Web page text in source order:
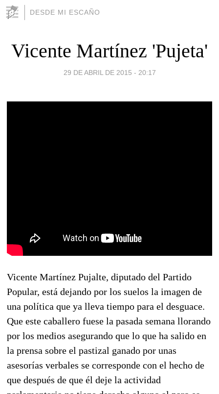
DESDE MI ESCAÑO
Vicente Martínez 'Pujeta'
29 DE ABRIL DE 2015 - 20:17
Vicente Martínez Pujalte, diputado del Partido
Popular, está dejando por los suelos la imagen de
una política que ya lleva tiempo para el desguace.
Que este caballero fuese la pasada semana llorando
por los medios asegurando que lo que ha salido en
la prensa sobre el pastizal ganado por unas
asesorías verbales se corresponde con el hecho de
que después de que él deje la actividad